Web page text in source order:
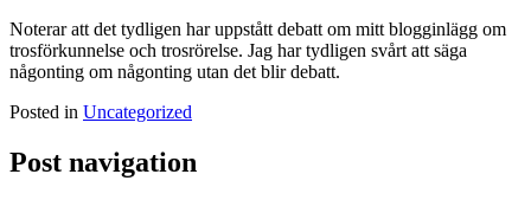
Noterar att det tydligen har uppstått debatt om mitt blogginlägg om
trosförkunnelse och trosrörelse. Jag har tydligen svårt att säga
någonting om någonting utan det blir debatt.
Posted in Uncategorized
Post navigation